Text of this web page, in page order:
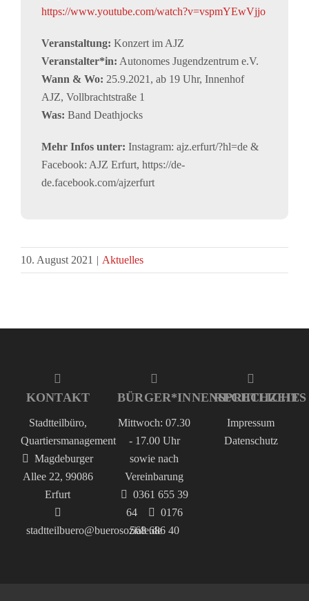
https://www.youtube.com/watch?v=vspmYEwVjjo
Veranstaltung: Konzert im AJZ
Veranstalter*in: Autonomes Jugendzentrum e.V.
Wann & Wo: 25.9.2021, ab 19 Uhr, Innenhof
AJZ, Vollbrachtstraße 1
Was: Band Deathjocks
Mehr Infos unter: Instagram: ajz.erfurt/?hl=de &
Facebook: AJZ Erfurt, https://de-
de.facebook.com/ajzerfurt
10. August 2021 | Aktuelles
KONTAKT
Stadtteilbüro,
Quartiersmanagement
Magdeburger
Allee 22, 99086
Erfurt
stadtteilbuero@buerosoziale.de
BÜRGER*INNENSPRECHZEIT
Mittwoch: 07.30
- 17.00 Uhr
sowie nach
Vereinbarung
0361 655 39
64
0176
568 686 40
RECHTLICHES
Impressum
Datenschutz